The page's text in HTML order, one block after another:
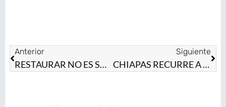
Anterior
RESTAURAR NO ES SOLO REFORESTAR: EDOMÉX IMPULSA RECUPERACIÓN INTEGRAL DE ECOSISTEMAS
Siguiente
CHIAPAS RECURRE A ROBOTS Y DRONES PARA ENFRENTAR AL CRIMEN ORGANIZADO